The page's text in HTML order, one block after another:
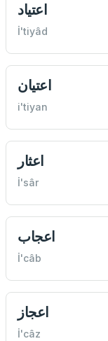
اعتياد
İ'tiyâd
اعتيان
i'tiyan
اعثار
İ'sâr
اعجاب
İ'câb
اعجاز
İ'câz